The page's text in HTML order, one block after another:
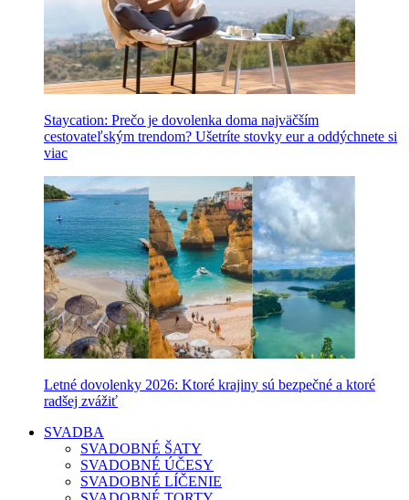
Staycation: Prečo je dovolenka doma najväčším
cestovateľským trendom? Ušetríte stovky eur a oddýchnete si
viac
Letné dovolenky 2026: Ktoré krajiny sú bezpečné a ktoré
radšej zvážiť
SVADBA
SVADOBNÉ ŠATY
SVADOBNÉ ÚČESY
SVADOBNÉ LÍČENIE